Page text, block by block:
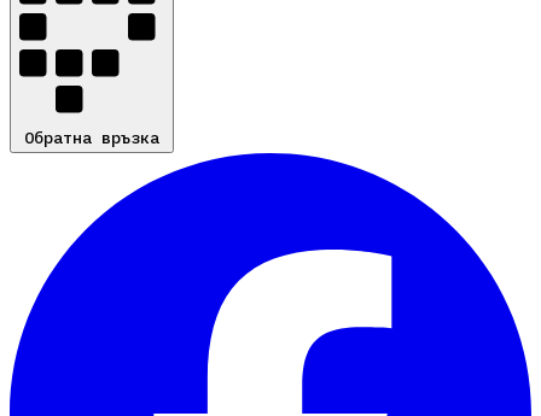
Обратна връзка
Обратна връзка